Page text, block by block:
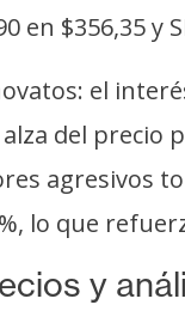
en $356,35
el
del precio
agresivos
lo que
y